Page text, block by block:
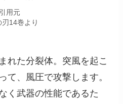
引用元
刃14巻より
れた分裂体。突風を起こ
て、風圧で攻撃します。
く武器の性能であるた